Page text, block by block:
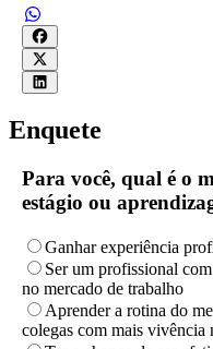
Enquete
Para você, qual é o
estágio ou
Ganhar experiência
Ser um profissional
no mercado de trabalho
Aprender a rotina do
colegas com mais vivência